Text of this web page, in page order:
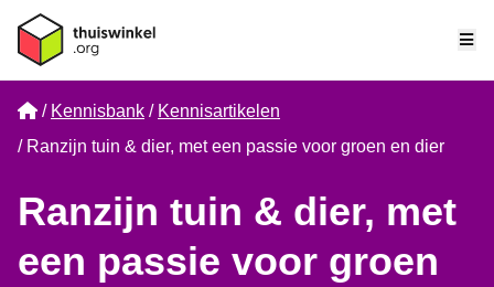
Home
Kennisbank
Kennisartikelen
Ranzijn tuin & dier, met een passie voor groen en dier
Ranzijn tuin & dier, met
een passie voor groen